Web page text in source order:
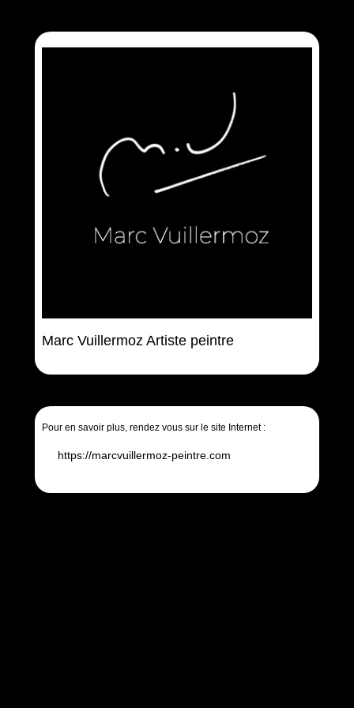
Marc Vuillermoz Artiste peintre
Pour en savoir plus, rendez vous sur le site Internet :
https://marcvuillermoz-peintre.com